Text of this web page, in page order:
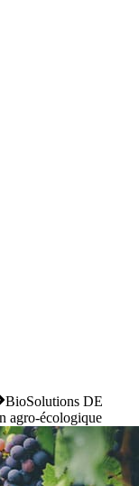
BioSolutions DE
agro-écologique